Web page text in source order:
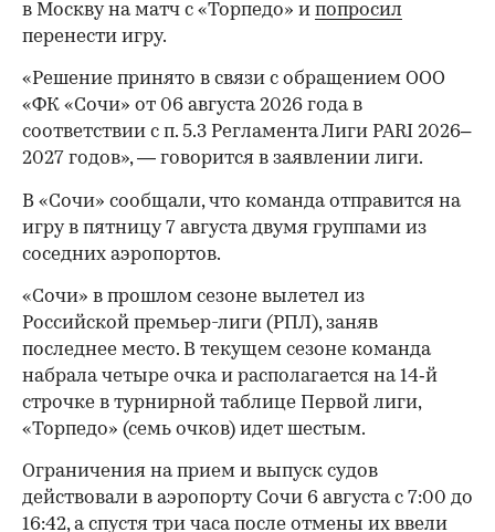
в Москву на матч с «Торпедо» и попросил
перенести игру.
«Решение принято в связи с обращением ООО
«ФК «Сочи» от 06 августа 2026 года в
соответствии с п. 5.3 Регламента Лиги PARI 2026–
2027 годов», — говорится в заявлении лиги.
00:00
В «Сочи» сообщали, что команда отправится на
игру в пятницу 7 августа двумя группами из
соседних аэропортов.
«Сочи» в прошлом сезоне вылетел из
Российской премьер-лиги (РПЛ), заняв
последнее место. В текущем сезоне команда
набрала четыре очка и располагается на 14‑й
строчке в турнирной таблице Первой лиги,
«Торпедо» (семь очков) идет шестым.
Ограничения на прием и выпуск судов
действовали в аэропорту Сочи 6 августа с 7:00 до
16:42, а спустя три часа после отмены их ввели